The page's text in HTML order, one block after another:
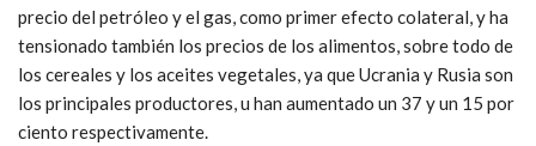
precio del petróleo y el gas, como primer efecto colateral, y ha
tensionado también los precios de los alimentos, sobre todo de
los cereales y los aceites vegetales, ya que Ucrania y Rusia son
los principales productores, u han aumentado un 37 y un 15 por
ciento respectivamente.